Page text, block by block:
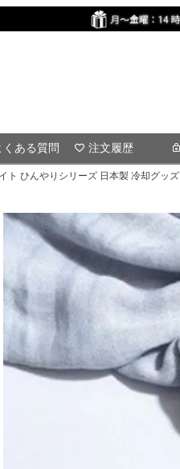
くある質問 注文履歴
ト ひんやりシリーズ 日本製 冷却グッズ